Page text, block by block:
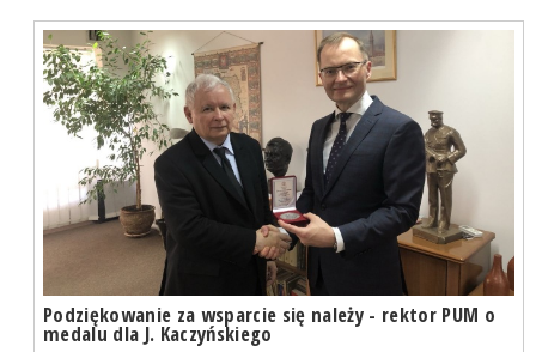
Podziękowanie za wsparcie się należy - rektor PUM o
medalu dla J. Kaczyńskiego